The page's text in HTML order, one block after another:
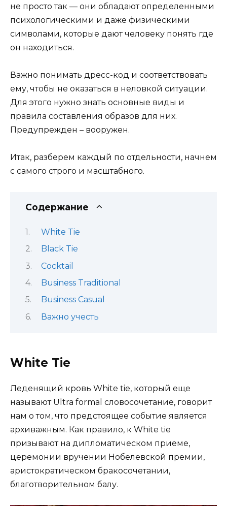
не просто так — они обладают определенными
психологическими и даже физическими
символами, которые дают человеку понять где
он находиться.
Важно понимать дресс-код и соответствовать
ему, чтобы не оказаться в неловкой ситуации.
Для этого нужно знать основные виды и
правила составления образов для них.
Предупрежден – вооружен.
Итак, разберем каждый по отдельности, начнем
с самого строго и масштабного.
Содержание
White Tie
Black Tie
Cocktail
Business Traditional
Business Casual
Важно учесть
White Tie
Леденящий кровь White tie, который еще
называют Ultra formal словосочетание, говорит
нам о том, что предстоящее событие является
архиважным. Как правило, к White tie
призывают на дипломатическом приеме,
церемонии вручении Нобелевской премии,
аристократическом бракосочетании,
благотворительном балу.